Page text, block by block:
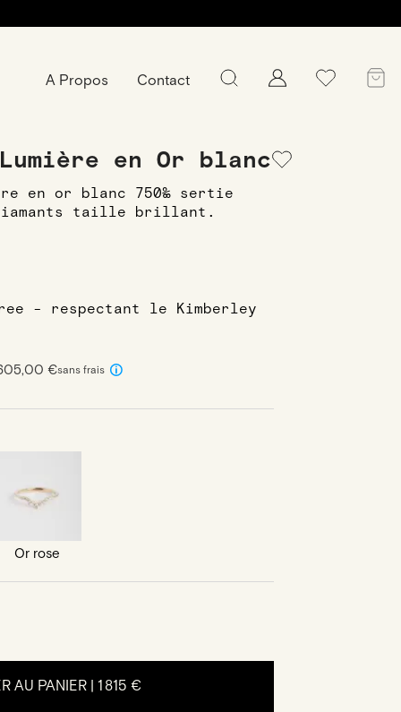
A Propos
Contact
en Or blanc
en or blanc 750‰ sertie
taille brillant.
- respectant le Kimberley
€sans frais
Or rose
AU PANIER | 1 815 €